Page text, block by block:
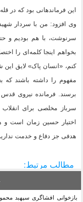
این فرماندهانی بود که در
وی افزود: من با سردار
سرنوشت، با هم بودیم و
بخواهم اینجا کلمه‌ای را
کنم، «انسان پاک» لایق این
مفهوم را داشته‌ باشند که
برسند. فرمانده نیروی قدس
سرباز مخلصی برای
اختیار حسین زمان است و
هدفی جز دفاع و خدمت
مطالب مرتبط:
بازخوانی افشاگری سپهبد